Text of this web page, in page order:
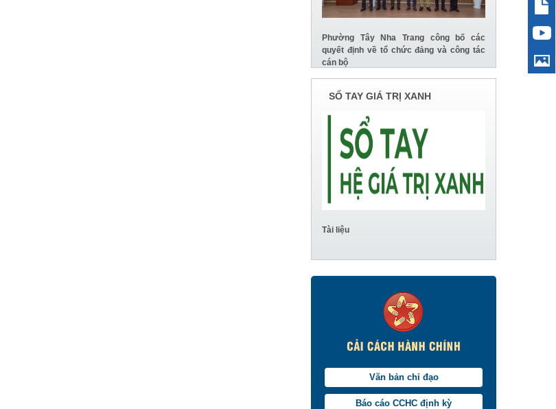
Phường Tây Nha Trang công bố các
quyết định về tổ chức đảng và công tác
cán bộ
SỔ TAY GIÁ TRỊ XANH
Tài liệu
Văn bản chỉ đạo
Báo cáo CCHC định kỳ